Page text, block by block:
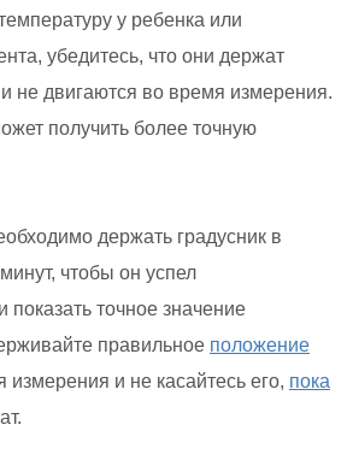
у ребенка или
убедитесь, что они держат
и не двигаются во время измерения.
получить более точную
держать градусник в
чтобы он успел
показать точное значение
правильное положение
измерения и не касайтесь его, пока